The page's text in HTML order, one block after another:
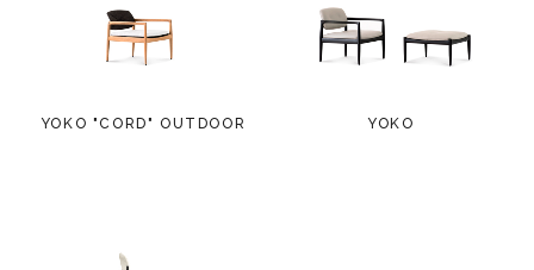
YOKO "CORD" OUTDOOR YOKO